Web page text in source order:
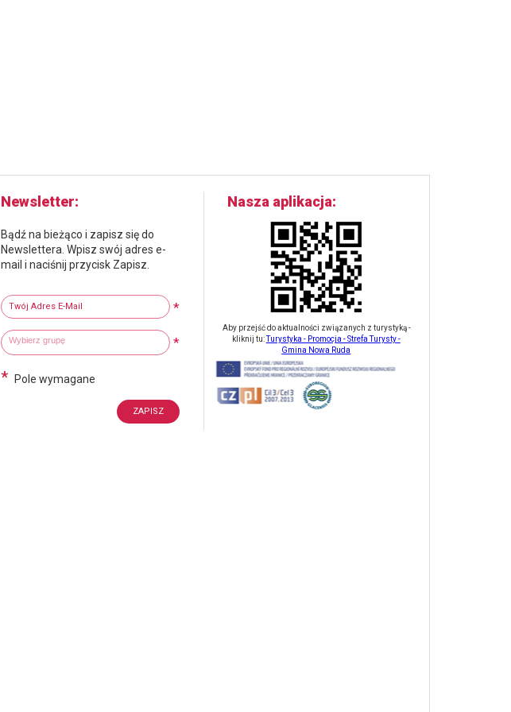
Newsletter
Bądź na bieżąco i zapisz się do
Newslettera. Wpisz swój adres e-
mail i naciśnij przycisk Zapisz.
Twój adres e-mail
*
Wybierz grupy tematyczne *
Wpisz wyszukiwaną fraze
* Pole wymagane
Nasza aplikacja
Aby przejść do aktualności związanych z turystyką -
kliknij tu:Turystyka - Promocja - Strefa Turysty -
Gmina Nowa Ruda